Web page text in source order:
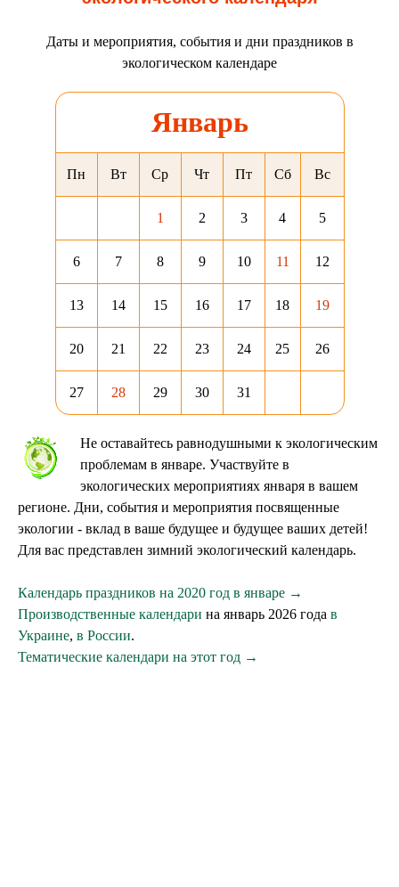
Даты и мероприятия, события и дни праздников в
экологическом календаре
Январь
Пн Вт Ср Чт Пт Сб Вс
1 2 3 4 5
6 7 8 9 10 11 12
13 14 15 16 17 18 19
20 21 22 23 24 25 26
27 28 29 30 31
Не оставайтесь равнодушными к экологическим
проблемам в январе. Участвуйте в
экологических мероприятиях января в вашем
регионе. Дни, события и мероприятия посвященные
экологии - вклад в ваше будущее и будущее ваших детей!
Для вас представлен зимний экологический календарь.
Календарь праздников на 2020 год в январе →
Производственные календари на январь 2026 года в
Украине, в России.
Тематические календари на этот год →